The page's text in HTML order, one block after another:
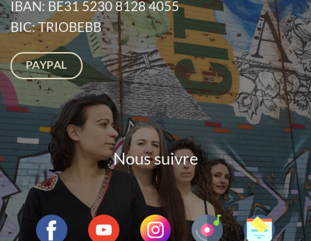
IBAN: BE31 5230 8128 4055
BIC: TRIOBEBB
PAYPAL
Nous suivre